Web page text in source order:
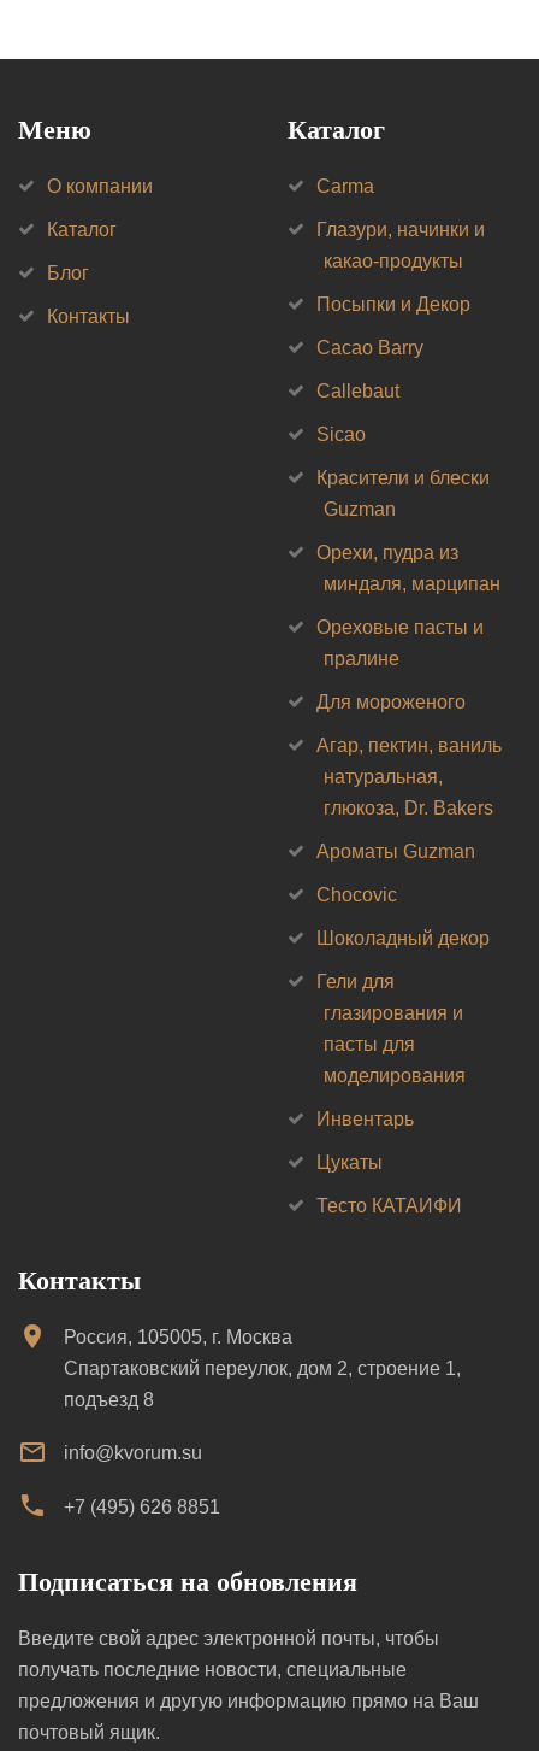
Меню
О компании
Каталог
Блог
Контакты
Каталог
Carma
Глазури, начинки и
какао-продукты
Посыпки и Декор
Cacao Barry
Callebaut
Sicao
Красители и блески
Guzman
Орехи, пудра из
миндаля, марципан
Ореховые пасты и
пралине
Для мороженого
Агар, пектин, ваниль
натуральная,
глюкоза, Dr. Bakers
Ароматы Guzman
Chocovic
Шоколадный декор
Гели для
глазирования и
пасты для
моделирования
Инвентарь
Цукаты
Тесто КАТАИФИ
Контакты
Россия, 105005, г. Москва
Спартаковский переулок, дом 2, строение 1,
подъезд 8
info@kvorum.su
+7 (495) 626 8851
Подписаться на обновления
Введите свой адрес электронной почты, чтобы
получать последние новости, специальные
предложения и другую информацию прямо на Ваш
почтовый ящик.